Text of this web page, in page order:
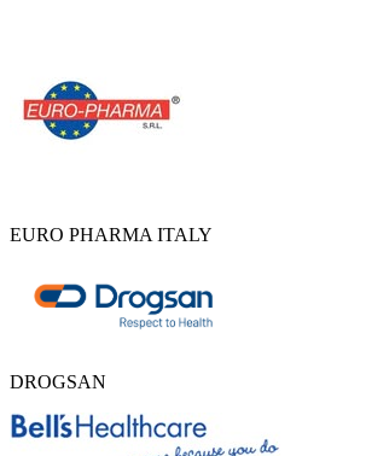
EURO PHARMA ITALY
DROGSAN